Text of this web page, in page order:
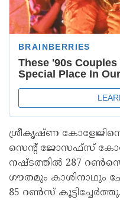
ശ്രീകൃഷ്ണ
സെന്റ് ജോസഫ്സ്
നഷ്ടത്തിൽ 287
ഗൗതമും കാശിനാഥും
85 റൺസ്